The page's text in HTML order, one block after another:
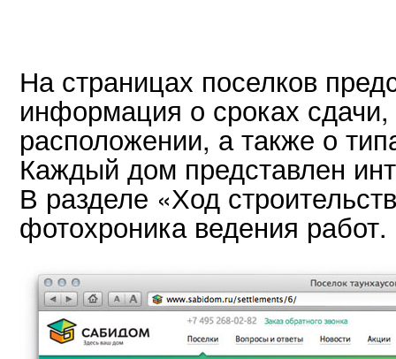
На страницах поселков
информация о сроках
расположении, а также о
Каждый дом представлен
В разделе «Ход
фотохроника ведения работ.